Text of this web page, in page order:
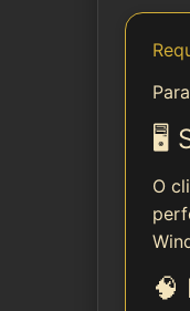
🖥️
O
🧠